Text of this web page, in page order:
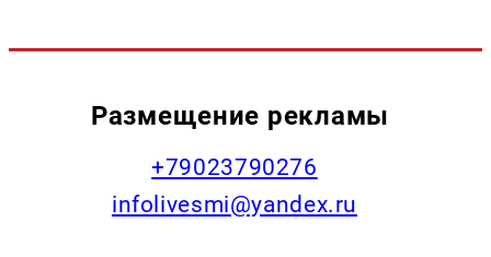
Размещение рекламы
+79023790276
infolivesmi@yandex.ru